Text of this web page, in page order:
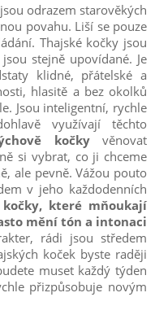
odrazem starověkých
povahu. Liší se pouze
Thajské kočky jsou
stejně upovídané. Je
klidné, přátelské a
hlasitě a bez okolků
Jsou inteligentní, rychle
využívají těchto
kočkyvěnovat
si vybrat, co ji chceme
ale pevně. Vážou pouto
v jeho každodenních
které mňoukají
mění tón a intonaci
rádi jsou středem
koček byste raději
muset každý týden
přizpůsobuje novým